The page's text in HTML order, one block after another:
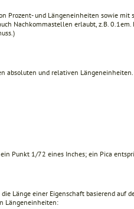
Prozent- und Längeneinheiten sowie
Nachkommastellen erlaubt, z.B.
absoluten und relativen
Punkt 1/72 eines Inches; ein Pica
Länge einer Eigenschaft basierend auf
Längeneinheiten: